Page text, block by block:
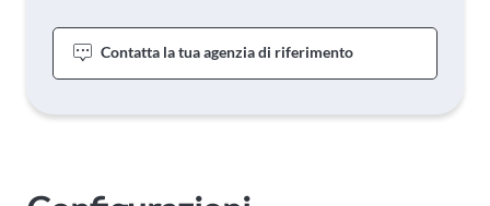
Contatta la tua agenzia di riferimento